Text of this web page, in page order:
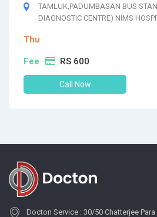
TAMLUK,PADUMBASAN BUS
DIAGNOSTIC CENTRE) NIMS
Thu
Fee RS 600
Call Now
Docton Service : 30/50 Chatterjee